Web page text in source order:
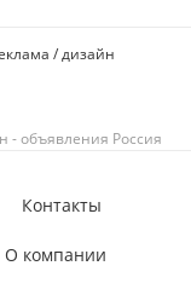
/ дизайн
- объявления Россия
Контакты
О компании